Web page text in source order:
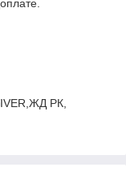
РК,